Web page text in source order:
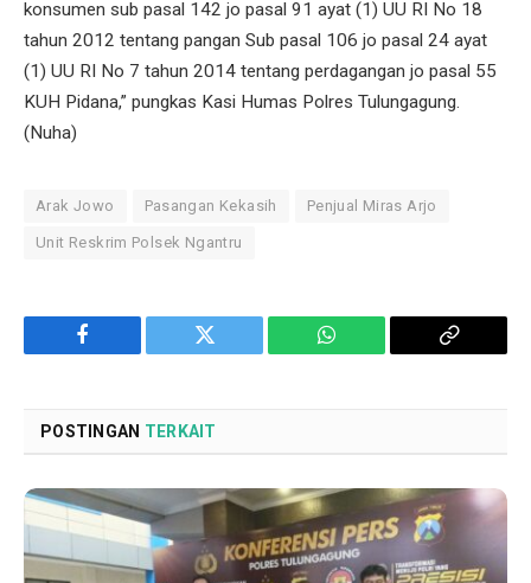
konsumen sub pasal 142 jo pasal 91 ayat (1) UU RI No 18
tahun 2012 tentang pangan Sub pasal 106 jo pasal 24 ayat
(1) UU RI No 7 tahun 2014 tentang perdagangan jo pasal 55
KUH Pidana,” pungkas Kasi Humas Polres Tulungagung.
(Nuha)
Arak Jowo Pasangan Kekasih Penjual Miras Arjo
Unit Reskrim Polsek Ngantru
Facebook Twitter WhatsApp
Copy
POSTINGAN TERKAIT